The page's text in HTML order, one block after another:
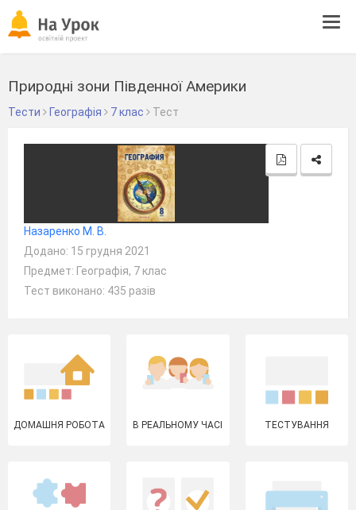
Природні зони Південної Америки
Тести Географія 7 клас Тест
Назаренко М. В.
Додано: 15 грудня 2021
Предмет: Географія, 7 клас
Тест виконано: 435 разів
ДОМАШНЯ РОБОТА В РЕАЛЬНОМУ ЧАСІ ТЕСТУВАННЯ